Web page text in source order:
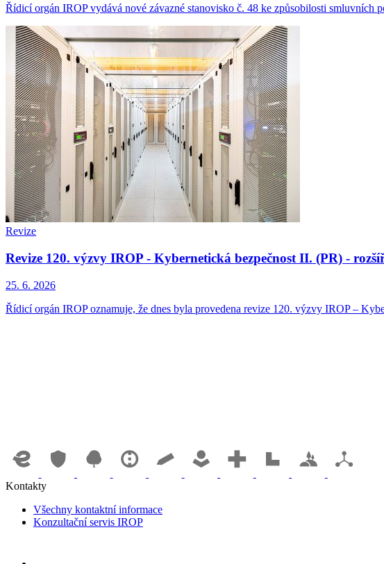
Řídicí orgán IROP vydává nové závazné stanovisko č. 48 ke způsobilosti smluvních
Revize
Revize 120. výzvy IROP - Kybernetická bezpečnost II. (PR) -
25. 6. 2026
Řídicí orgán IROP oznamuje, že dnes byla provedena revize 120. výzvy IROP –
Kontakty
Všechny kontaktní informace
Konzultační servis IROP